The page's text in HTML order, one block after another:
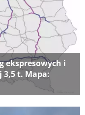
ekspresowych i
t. Mapa: